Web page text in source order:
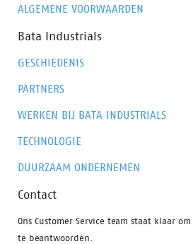
ALGEMENE VOORWAARDEN
Bata Industrials
GESCHIEDENIS
PARTNERS
WERKEN BIJ BATA INDUSTRIALS
TECHNOLOGIE
DUURZAAM ONDERNEMEN
Contact
Ons Customer Service team staat klaar
te beantwoorden.